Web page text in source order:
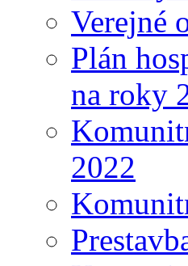
Verejné
Plán
na roky
2022